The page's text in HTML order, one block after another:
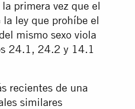
primera vez que el
ley que prohíbe el
mismo sexo viola
24.1, 24.2 y 14.1
recientes de una
similares